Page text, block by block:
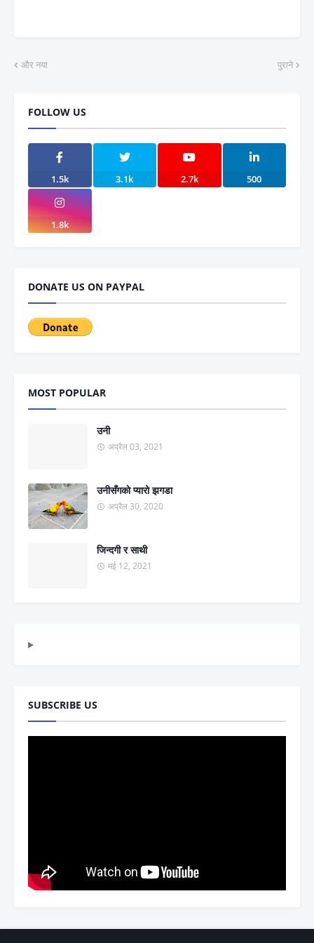
और नया पुराने
FOLLOW US
1.5k 3.1k 2.7k 500
1.8k
DONATE US ON PAYPAL
MOST POPULAR
उनी
अप्रैल 03, 2021
उनीसँगकाे प्यारो झगडा
अप्रैल 30, 2020
जिन्दगी र साथी
मई 12, 2021
SUBSCRIBE US